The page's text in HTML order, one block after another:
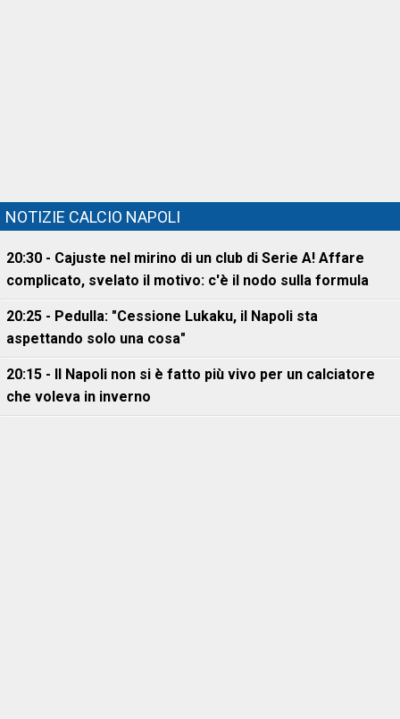
NOTIZIE CALCIO NAPOLI
20:30 - Cajuste nel mirino di un club di Serie A! Affare
complicato, svelato il motivo: c'è il nodo sulla formula
20:25 - Pedulla: "Cessione Lukaku, il Napoli sta
aspettando solo una cosa"
20:15 - Il Napoli non si è fatto più vivo per un calciatore
che voleva in inverno